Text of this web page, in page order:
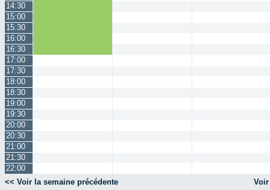
14:30
15:00
15:30
16:00
16:30
17:00
17:30
18:00
18:30
19:00
19:30
20:00
20:30
21:00
21:30
22:00
<< Voir la semaine précédente